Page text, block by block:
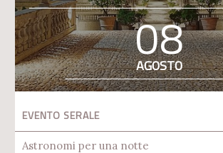
08
AGOSTO
EVENTO SERALE
Astronomi per una notte